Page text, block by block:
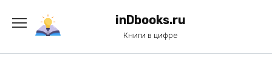
содержанию
inDbooks.ru
Книги в цифре